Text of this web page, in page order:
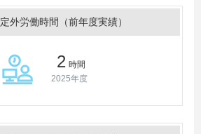
外労働時間（前年度実績）
2 時間
2025年度